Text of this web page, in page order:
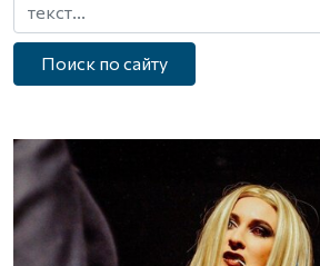
Поиск по сайту